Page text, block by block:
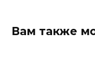
Вам также